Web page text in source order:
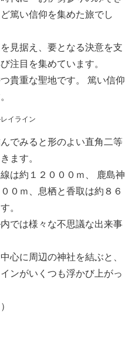
篤い信仰を集めた旅でし
見据え、要となる決意を支
注目を集めています。
貴重な聖地です。 篤い信仰
イライン
でみると形のよい直角二等
ます。
は約１２０００ｍ、 鹿島神
０ｍ、息栖と香取は約８６
。
では様々な不思議な出来事
心に周辺の神社を結ぶと、
ンがいくつも浮かび上がっ